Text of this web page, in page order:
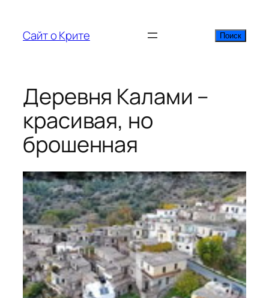
содержимому
Сайт о Крите Поиск
Поиск
Деревня Калами –
красивая, но
брошенная